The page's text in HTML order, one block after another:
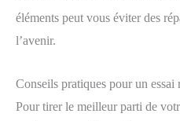
éléments peut vous éviter des
l’avenir.
Conseils pratiques pour un essai
Pour tirer le meilleur parti de